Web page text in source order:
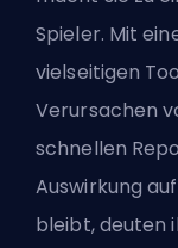
Spieler. Mit
vielseitigen
Verursachen
schnellen
Auswirkung
bleibt, deuten